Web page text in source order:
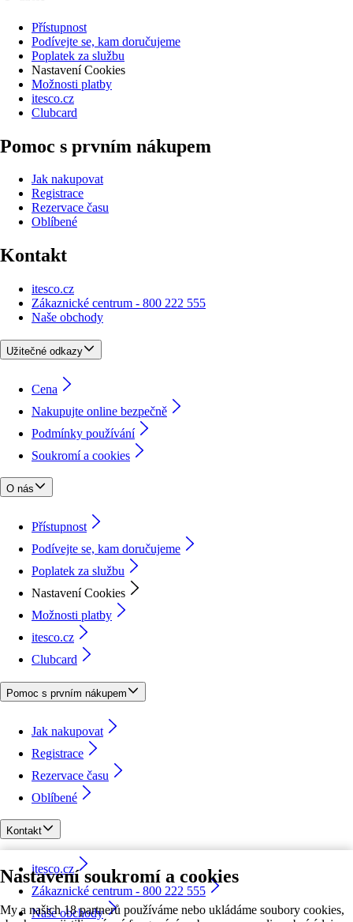
Nastavení soukromí a cookies
My a našich 18 partnerů používáme nebo ukládáme soubory cookies,
Přístupnost
Podívejte se, kam doručujeme
Poplatek za službu
Nastavení Cookies
Možnosti platby
itesco.cz
Clubcard
Pomoc s prvním nákupem
Jak nakupovat
Registrace
Rezervace času
Oblíbené
Kontakt
itesco.cz
Zákaznické centrum - 800 222 555
Naše obchody
Užitečné odkazy
Cena
Nakupujte online bezpečně
Podmínky používání
Soukromí a cookies
O nás
Přístupnost
Podívejte se, kam doručujeme
Poplatek za službu
Nastavení Cookies
Možnosti platby
itesco.cz
Clubcard
Pomoc s prvním nákupem
Jak nakupovat
Registrace
Rezervace času
Oblíbené
Kontakt
itesco.cz
Zákaznické centrum - 800 222 555
Naše obchody